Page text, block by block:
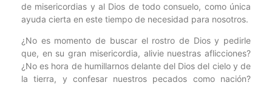
de misericordias y al Dios de todo consuelo, como única
ayuda cierta en este tiempo de necesidad para nosotros.
¿No es momento de buscar el rostro de Dios y pedirle
que, en su gran misericordia, alivie nuestras aflicciones?
¿No es hora de humillarnos delante del Dios del cielo y de
la tierra, y confesar nuestros pecados como nación?